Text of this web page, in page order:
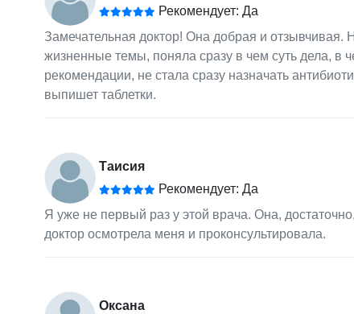
Рекомендует: Да
Замечательная доктор! Она добрая и
жизненные темы, поняла сразу в чем суть дела, в
рекомендации, не стала сразу назначать
выпишет таблетки.
Таисия
Рекомендует: Да
Я уже не первый раз у этой врача. Она,
доктор осмотрела меня и проконсультировала.
Оксана